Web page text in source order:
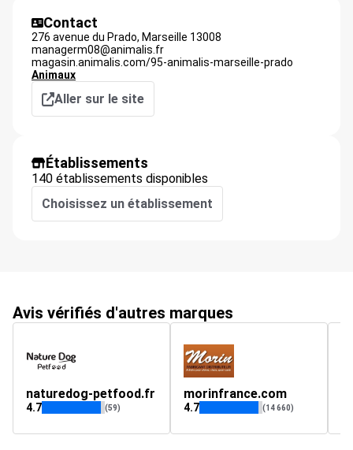
Contact
276 avenue du Prado, Marseille 13008
managerm08@animalis.fr
magasin.animalis.com/95-animalis-marseille-prado
Animaux
Aller sur le site
Établissements
140 établissements disponibles
Choisissez un établissement
Avis vérifiés d'autres marques
naturedog-petfood.fr
4.7 (59)
morinfrance.com
4.7 (14 660)